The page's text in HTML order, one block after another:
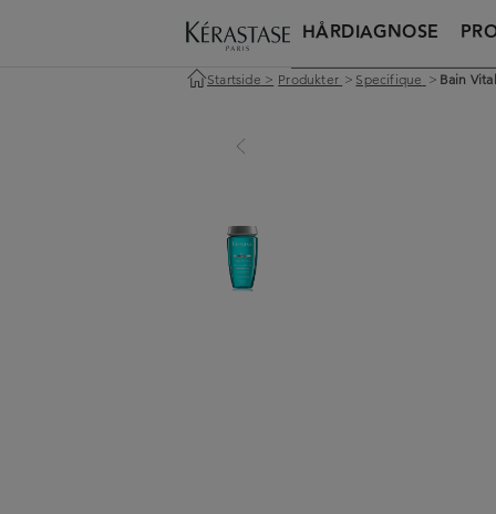
HÅRDIAGNOSE
Startside > Produkter > Specifique > Bain